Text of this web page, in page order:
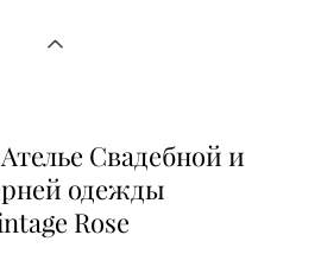
Свадебной и
одежды
Rose